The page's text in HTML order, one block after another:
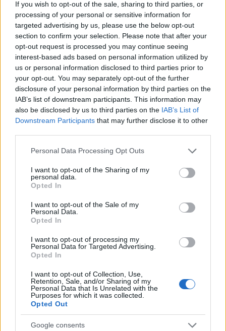
If you wish to opt-out of the sale, sharing to third parties, or
processing of your personal or sensitive information for
targeted advertising by us, please use the below opt-out
section to confirm your selection. Please note that after your
opt-out request is processed you may continue seeing
interest-based ads based on personal information utilized by
us or personal information disclosed to third parties prior to
your opt-out. You may separately opt-out of the further
disclosure of your personal information by third parties on the
IAB’s list of downstream participants. This information may
also be disclosed by us to third parties on the IAB’s List of
Downstream Participants that may further disclose it to other
Please note that this website/app uses one or more Google
not limited to your visit or usage behaviour. You may click to
grant or deny consent to Google and its third-party tags to
use your data for below specified purposes in below Google
consent section.
Personal Data Processing Opt Outs
I want to opt-out of the Sharing of my
personal data.
Opted In
I want to opt-out of the Sale of my
Personal Data.
Opted In
I want to opt-out of processing my
Personal Data for Targeted Advertising.
Opted In
I want to opt-out of Collection, Use,
Retention, Sale, and/or Sharing of my
Personal Data that Is Unrelated with the
Purposes for which it was collected.
Opted Out
Google consents
Notizie in tempo reale?
Entra nel canale telegram di
GalluraOggi.it
Ricevi le nostre ultime news
Condividi l'articolo
F
a
ce
b
o
o
k
T
w
it
te
r
n
re
h
s
A
p
p
h
re
Prossimo articolo
NOTIZIE RECENTI
Sangue, musica e solidarietà con Avis Olbia al
Delta Center